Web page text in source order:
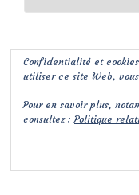
Confidentialité et
utiliser ce site Web,
Pour en savoir plus,
consultez :Politique